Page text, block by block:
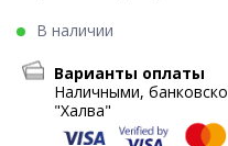
В наличии
Варианты оплаты
Наличными,
"Халва"